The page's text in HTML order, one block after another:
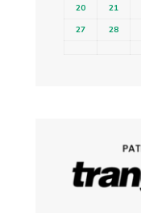
20
21
27
28